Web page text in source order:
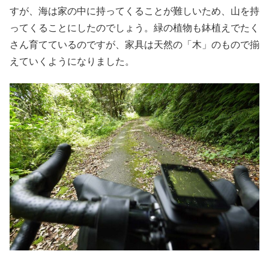
すが、海は家の中に持ってくることが難しいため、山を持
ってくることにしたのでしょう。緑の植物も鉢植えでたく
さん育てているのですが、家具は天然の「木」のもので揃
えていくようになりました。